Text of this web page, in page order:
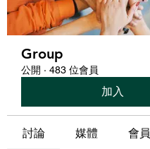
Group
公開 · 483 位會員
加入
討論 媒體 會員